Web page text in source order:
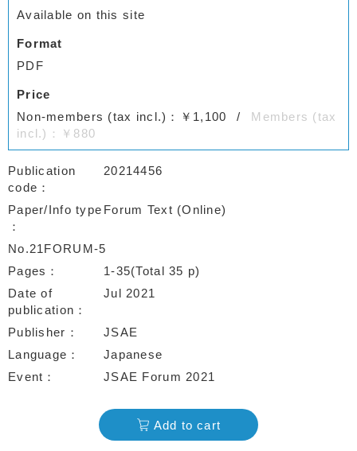
Available on this site
Format
PDF
Price
Non-members (tax incl.)：￥1,100
Members (tax
incl.)：￥880
Publication
code
20214456
Paper/Info type Forum Text (Online)
No.21FORUM-5
Pages
1-35(Total 35 p)
Date of
publication
Jul 2021
Publisher
JSAE
Language
Japanese
Event
JSAE Forum 2021
Add to cart